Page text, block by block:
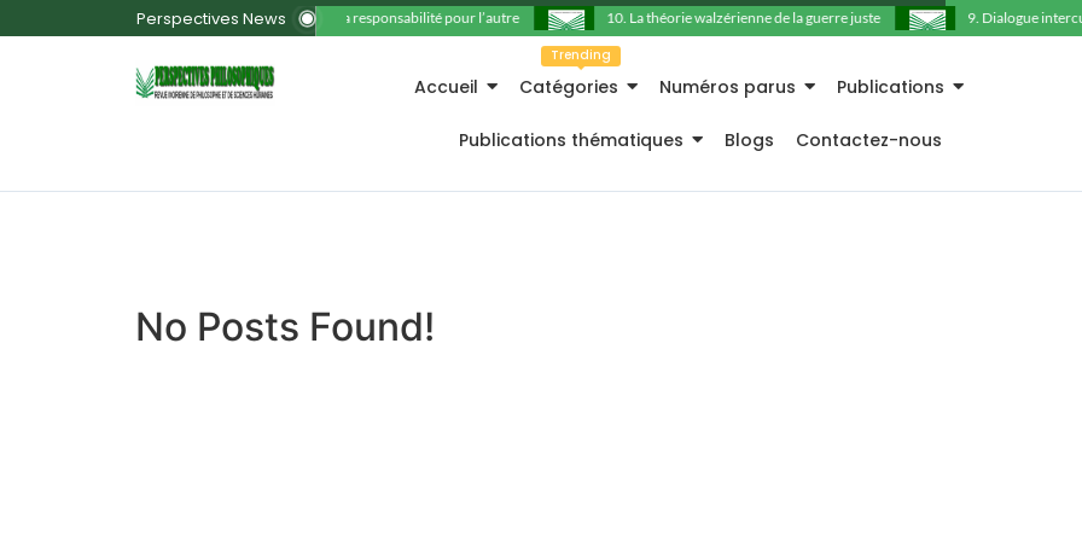
Perspectives News 11. La responsabilité pour l’autre 10. La théorie walzérienne de la guerre juste 9. Dialogue
Accueil Catégories
Trending
Numéros parus Publications
Publications thématiques Blogs Contactez-nous
No Posts Found!